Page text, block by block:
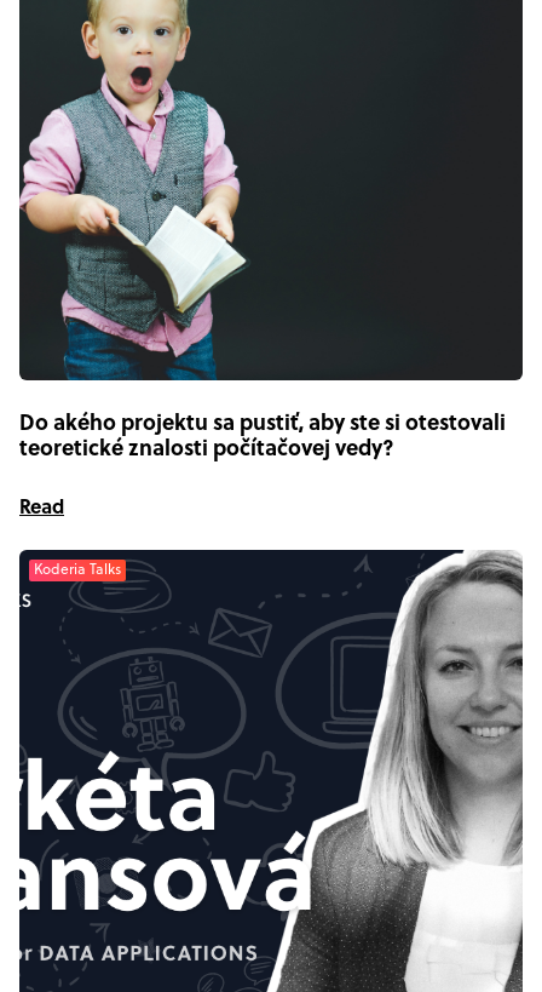
Do akého projektu sa pustiť, aby ste si otestovali
teoretické znalosti počítačovej vedy?
Read
Koderia Talks